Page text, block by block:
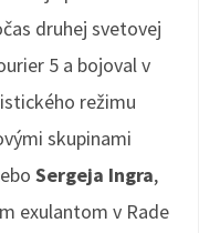
druhej svetovej
5 a bojoval v
režimu
skupinami
Sergeja Ingra,
exulantom v Rade